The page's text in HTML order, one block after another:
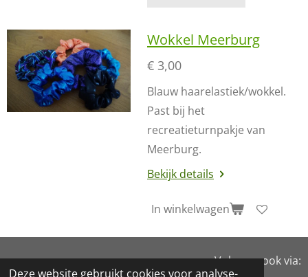
Deze website gebruikt cookies voor analyse-
Wokkel Meerburg
€ 3,00
Blauw haarelastiek/wokkel.
Past bij het
recreatieturnpakje van
Meerburg.
Bekijk details
In winkelwagen
Volg ons ook via: